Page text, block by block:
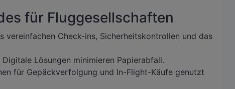
für Fluggesellschaften
vereinfachen Check-ins, Sicherheitskontrollen und das
Digitale Lösungen minimieren Papierabfall.
für Gepäckverfolgung und In-Flight-Käufe genutzt